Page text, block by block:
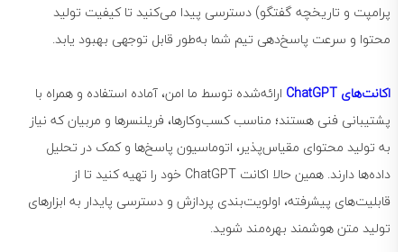
پرامپت و تاریخچه گفتگو) دسترسی پیدا می‌کنید تا کیفیت تولید
محتوا و سرعت پاسخ‌دهی تیم شما به‌طور قابل توجهی بهبود یابد.
اکانت‌های ChatGPT
ارائه‌شده توسط ما امن، آماده استفاده و همراه با
پشتیبانی فنی هستند؛ مناسب کسب‌وکارها، فریلنسرها و مربیان که نیاز
به تولید محتوای مقیاس‌پذیر، اتوماسیون پاسخ‌ها و کمک در تحلیل
داده‌ها دارند. همین حالا اکانت ChatGPT خود را تهیه کنید تا از
قابلیت‌های پیشرفته، اولویت‌بندی پردازش و دسترسی پایدار به ابزارهای
تولید متن هوشمند بهره‌مند شوید.